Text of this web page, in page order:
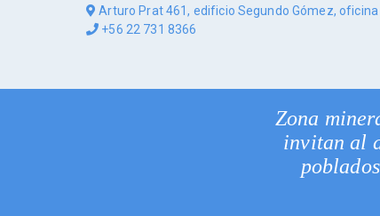
Arturo Prat 461, edificio Segundo Gómez,
+56 22 731 8366
Zona
invitan al